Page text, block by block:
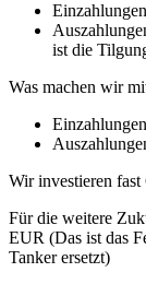
ist die
Was machen wir
Wir investieren
Für die weitere
EUR (Das ist das
Tanker ersetzt)